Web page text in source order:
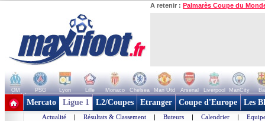
A retenir : Palmarès Coupe du
OM PSG Lyon Lille Monaco Chelsea Man Utd Arsenal Liverpool ManCity
+ de clubs
Mercato Ligue 1 L2/Coupes Etranger Coupe d'Europe Les
Actualité | Résultats & Classement | Buteurs | Calendrier |